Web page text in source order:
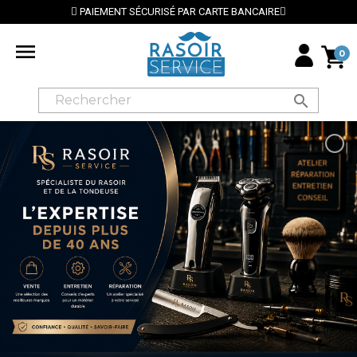
PAIEMENT SÉCURISÉ PAR CARTE BANCAIRE
 0
search